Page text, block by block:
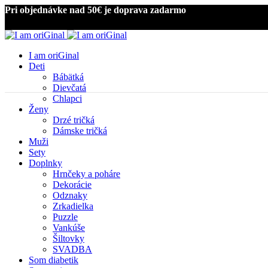
Pri objednávke nad 50€ je doprava zadarmo
I am oriGinal
Deti
Bábätká
Dievčatá
Chlapci
Ženy
Drzé tričká
Dámske tričká
Muži
Sety
Doplnky
Hrnčeky a poháre
Dekorácie
Odznaky
Zrkadielka
Puzzle
Vankúše
Šiltovky
SVADBA
Som diabetik
Kliknite pre zväčšenie